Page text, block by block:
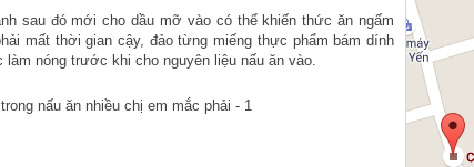
sau đó mới cho dầu mỡ vào có thể khiến thức ăn ngấm
mất thời gian cậy, đảo từng miếng thực phẩm bám dính
nóng trước khi cho nguyên liệu nấu ăn vào.